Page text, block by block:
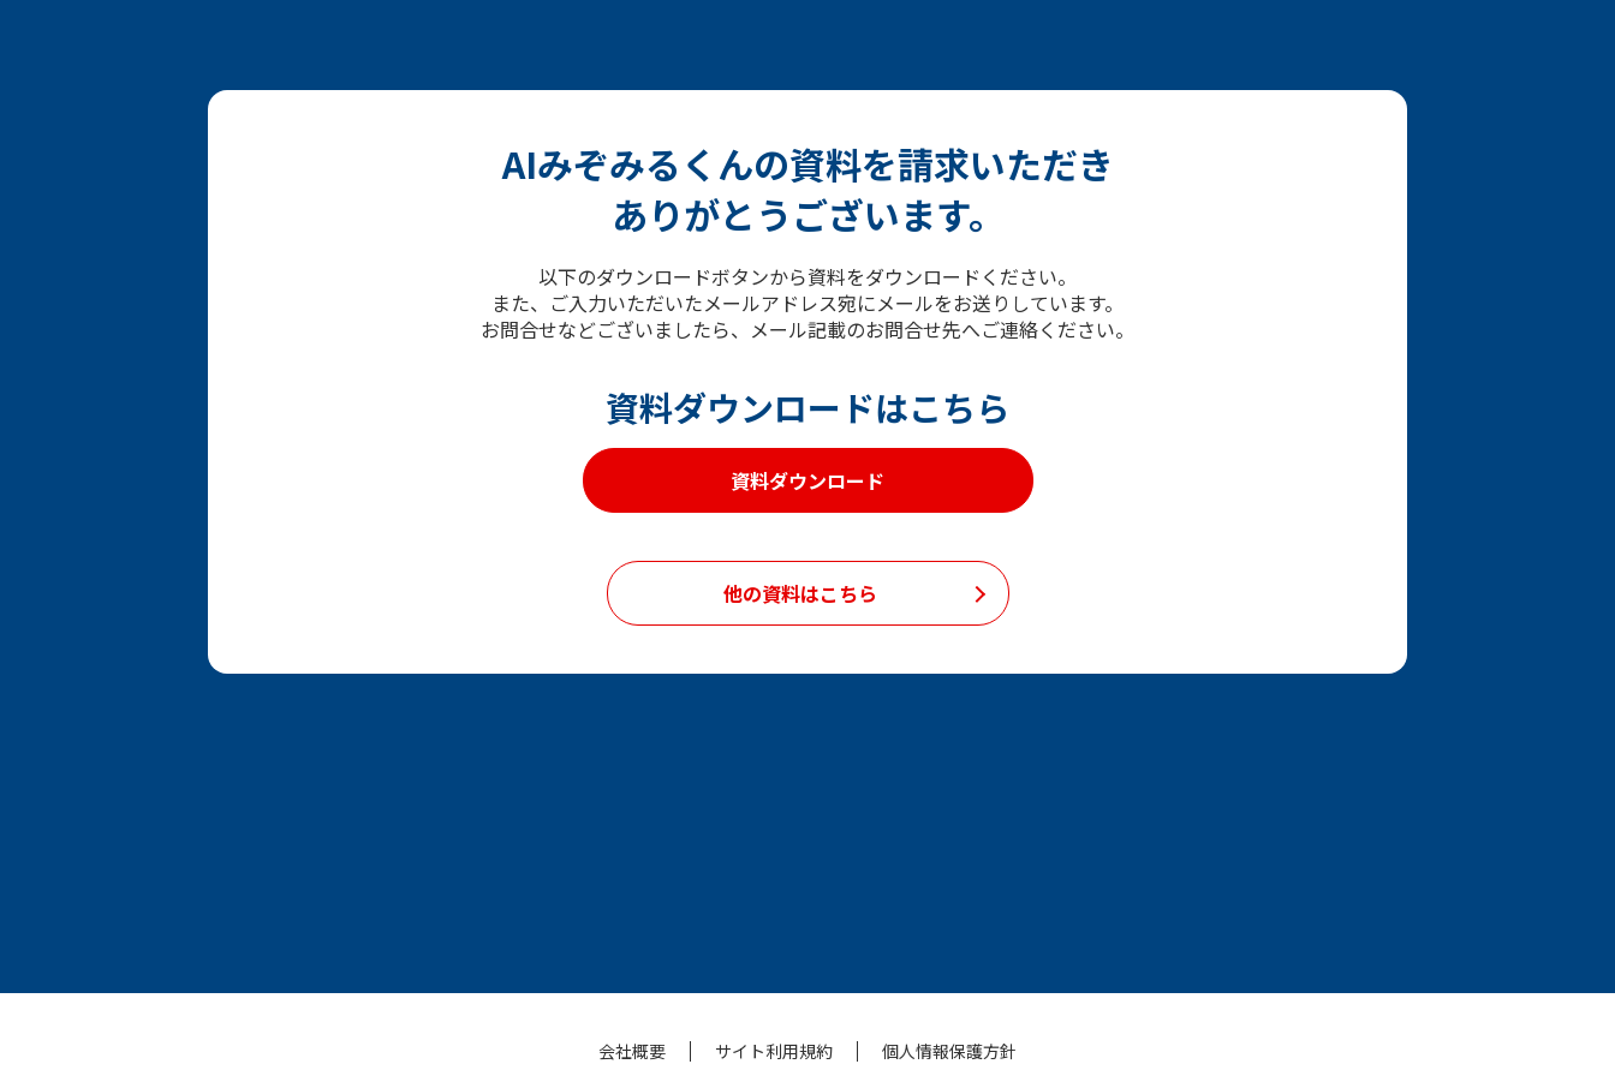
AIみぞみるくんの資料を請求いただき
ありがとうございます。
以下のダウンロードボタンから資料をダウンロードください。
また、ご入力いただいたメールアドレス宛にメールをお送りしています。
お問合せなどございましたら、メール記載のお問合せ先へご連絡ください。
資料ダウンロードはこちら
資料ダウンロード
他の資料はこちら
会社概要 サイト利用規約 個人情報保護方針